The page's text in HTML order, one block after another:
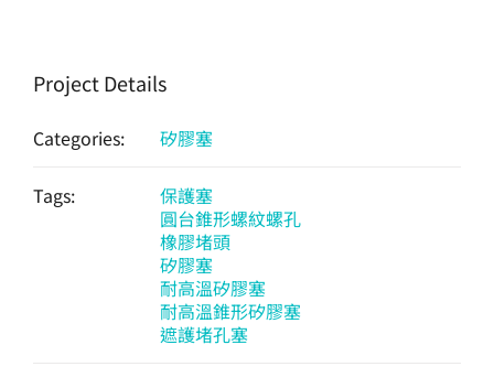
Project Details
Categories: 矽膠塞
Tags:
保護塞
圓台錐形螺紋螺孔
橡膠堵頭
矽膠塞
耐高溫矽膠塞
耐高溫錐形矽膠塞
遮護堵孔塞